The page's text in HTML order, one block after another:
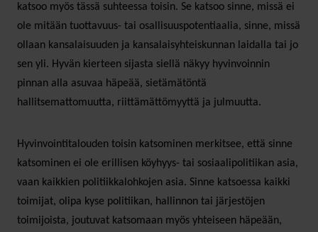
katsoo myös tässä suhteessa toisin. Se katsoo sinne, missä ei
ole mitään tuottavuus- tai osallisuuspotentiaalia, sinne, missä
ollaan kansalaisuuden ja kansalaisyhteiskunnan laidalla tai jo
sen yli. Hyvän kierteen sijasta siellä näkyy hyvinvoinnin
pinnan alla asuvaa häpeää, sietämätöntä
hallitsemattomuutta, riittämättömyyttä ja julmuutta.
Hyvinvointitalouden toisin katsominen merkitsee, että sinne
katsominen ei ole erillisen köyhyys- tai sosiaalipolitiikan asia,
vaan kaikkien politiikkalohkojen asia. Sinne katsoessa kaikki
toimijat, olipa kyse politiikan, hallinnon tai järjestöjen
toimijoista, joutuvat katsomaan myös yhteiseen häpeään,